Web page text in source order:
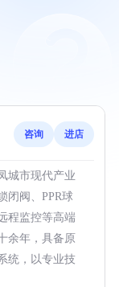
咨询 进店
城市现代产业
闭阀、PPR球
程监控等高端
余年，具备原
统，以专业技